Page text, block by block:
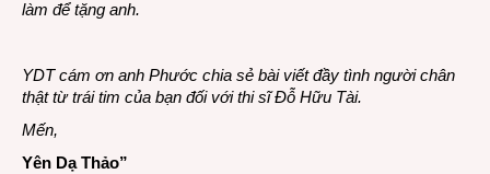
làm để tặng anh.
YDT cám ơn anh Phước chia sẻ bài viết đầy tình người chân
thật từ trái tim của bạn đối với thi sĩ Đỗ Hữu Tài.
Mến,
Yên Dạ Thảo”